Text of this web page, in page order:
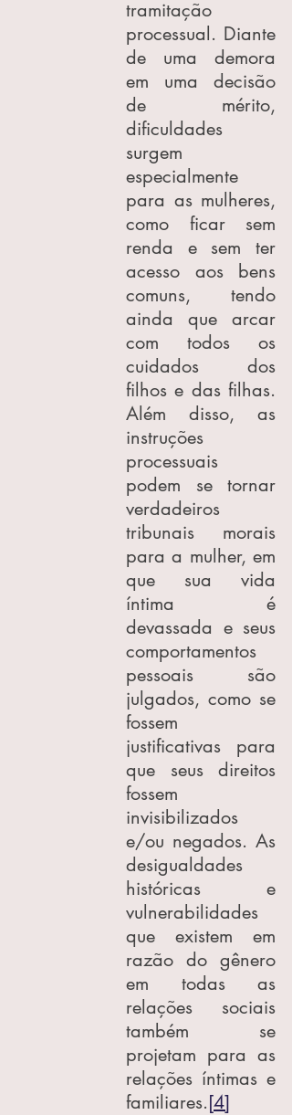
tramitação
processual. Diante
de uma demora
em uma decisão
de mérito,
dificuldades
surgem
especialmente
para as mulheres,
como ficar sem
renda e sem ter
acesso aos bens
comuns, tendo
ainda que arcar
com todos os
cuidados dos
filhos e das filhas.
Além disso, as
instruções
processuais
podem se tornar
verdadeiros
tribunais morais
para a mulher, em
que sua vida
íntima é
devassada e seus
comportamentos
pessoais são
julgados, como se
fossem
justificativas para
que seus direitos
fossem
invisibilizados
e/ou negados. As
desigualdades
históricas e
vulnerabilidades
que existem em
razão do gênero
em todas as
relações sociais
também se
projetam para as
relações íntimas e
familiares.[4]